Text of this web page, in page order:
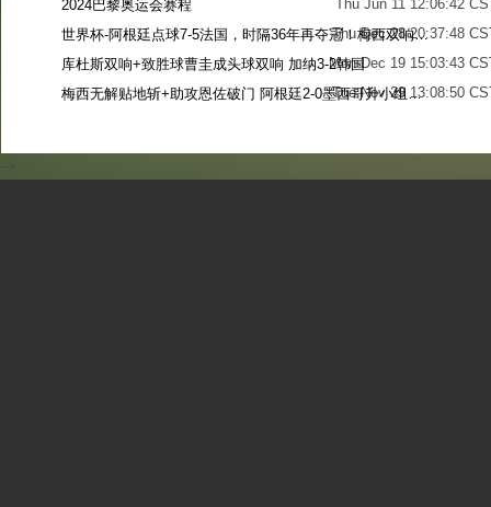
Thu Jun 11 12:06:42
2024巴黎奥运会赛程
Thu Dec 28 20:37:48
世界杯-阿根廷点球7-5法国，时隔36年再夺冠！梅西双响姆巴佩戴帽
Mon Dec 19 15:03:43
库杜斯双响+致胜球曹圭成头球双响 加纳3-2韩国
Tue Nov 29 13:08:50
梅西无解贴地斩+助攻恩佐破门 阿根廷2-0墨西哥升小组第二